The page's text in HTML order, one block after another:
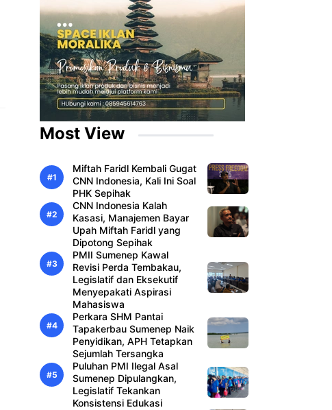
Most View
Miftah Faridl Kembali Gugat
CNN Indonesia, Kali Ini Soal
PHK Sepihak
CNN Indonesia Kalah
Kasasi, Manajemen Bayar
Upah Miftah Faridl yang
Dipotong Sepihak
PMII Sumenep Kawal
Revisi Perda Tembakau,
Legislatif dan Eksekutif
Menyepakati Aspirasi
Mahasiswa
Perkara SHM Pantai
Tapakerbau Sumenep Naik
Penyidikan, APH Tetapkan
Sejumlah Tersangka
Puluhan PMI Ilegal Asal
Sumenep Dipulangkan,
Legislatif Tekankan
Konsistensi Edukasi